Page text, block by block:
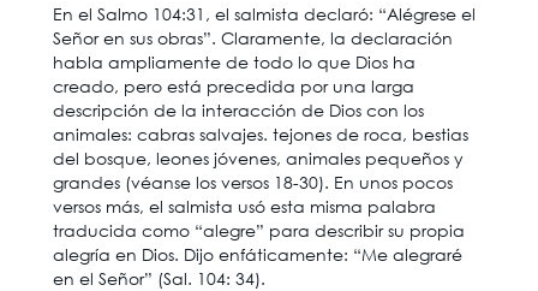
En el Salmo 104:31, el salmista declaró: “Alégrese el
Señor en sus obras”. Claramente, la declaración
habla ampliamente de todo lo que Dios ha
creado, pero está precedida por una larga
descripción de la interacción de Dios con los
animales: cabras salvajes. tejones de roca, bestias
del bosque, leones jóvenes, animales pequeños y
grandes (véanse los versos 18-30). En unos pocos
versos más, el salmista usó esta misma palabra
traducida como “alegre” para describir su propia
alegría en Dios. Dijo enfáticamente: “Me alegraré
en el Señor” (Sal. 104: 34).